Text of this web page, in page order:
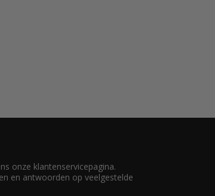
onze klantenservicepagina.
en antwoorden op veelgestelde